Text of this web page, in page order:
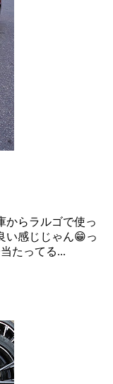
からラルゴで使っ
い感じじゃん😁っ
たってる...